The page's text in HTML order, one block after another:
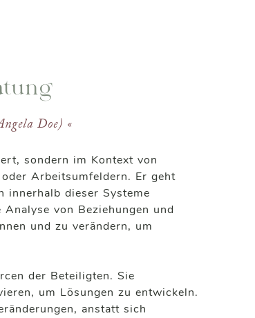
Doe) «
sondern im Kontext von
Arbeitsumfeldern. Er geht
innerhalb dieser Systeme
von Beziehungen und
und zu verändern, um
der Beteiligten. Sie
um Lösungen zu entwickeln.
anstatt sich